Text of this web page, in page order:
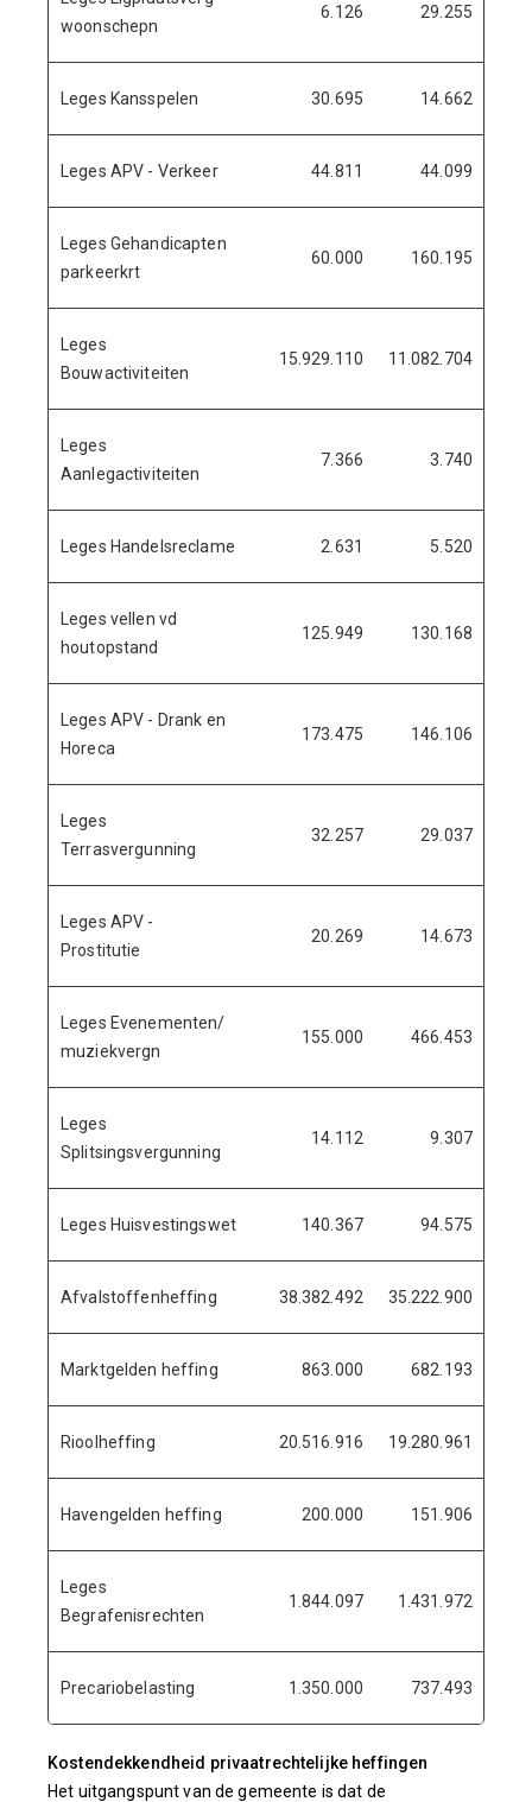
woonschepn
6.126 29.255
Leges Kansspelen 30.695 14.662
Leges APV - Verkeer 44.811 44.099
Leges Gehandicapten
parkeerkrt
60.000 160.195
Leges
Bouwactiviteiten
15.929.110 11.082.704
Leges
Aanlegactiviteiten
7.366 3.740
Leges Handelsreclame 2.631 5.520
Leges vellen vd
houtopstand
125.949 130.168
Leges APV - Drank en
Horeca
173.475 146.106
Leges
Terrasvergunning
32.257 29.037
Leges APV -
Prostitutie
20.269 14.673
Leges Evenementen/
muziekvergn
155.000 466.453
Leges
Splitsingsvergunning
14.112 9.307
Leges Huisvestingswet 140.367 94.575
Afvalstoffenheffing 38.382.492 35.222.900
Marktgelden heffing 863.000 682.193
Rioolheffing 20.516.916 19.280.961
Havengelden heffing 200.000 151.906
Leges
Begrafenisrechten
1.844.097 1.431.972
Precariobelasting 1.350.000 737.493
Kostendekkendheid privaatrechtelijke heffingen
Het uitgangspunt van de gemeente is dat de